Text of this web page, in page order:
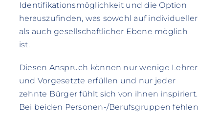
Identifikationsmöglichkeit und die Option
herauszufinden, was sowohl auf individueller
als auch gesellschaftlicher Ebene möglich
ist.
Diesen Anspruch können nur wenige Lehrer
und Vorgesetzte erfüllen und nur jeder
zehnte Bürger fühlt sich von ihnen inspiriert.
Bei beiden Personen-/Berufsgruppen fehlen